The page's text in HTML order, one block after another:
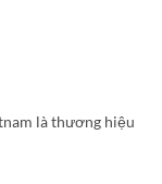
là thương hiệu